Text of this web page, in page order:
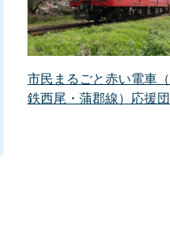
市民まるごと赤い電車
鉄西尾・蒲郡線）応援団